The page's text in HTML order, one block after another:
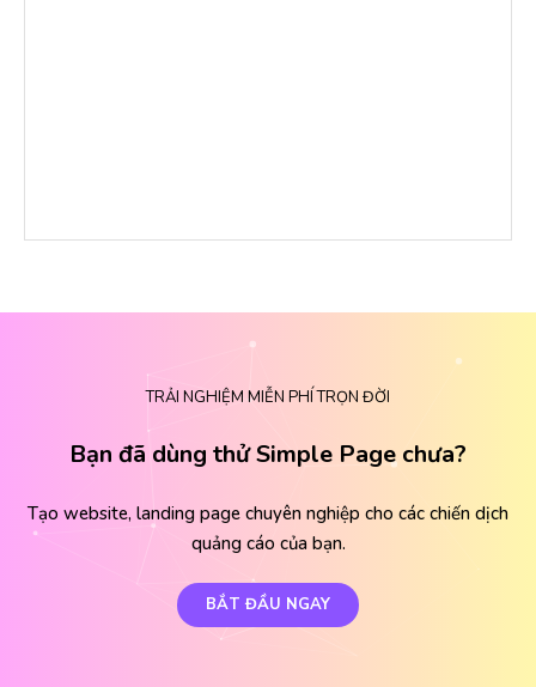
TRẢI NGHIỆM MIỄN PHÍ TRỌN ĐỜI
Bạn đã dùng thử Simple Page chưa?
Tạo website, landing page chuyên nghiệp cho các chiến dịch
quảng cáo của bạn.
BẮT ĐẦU NGAY